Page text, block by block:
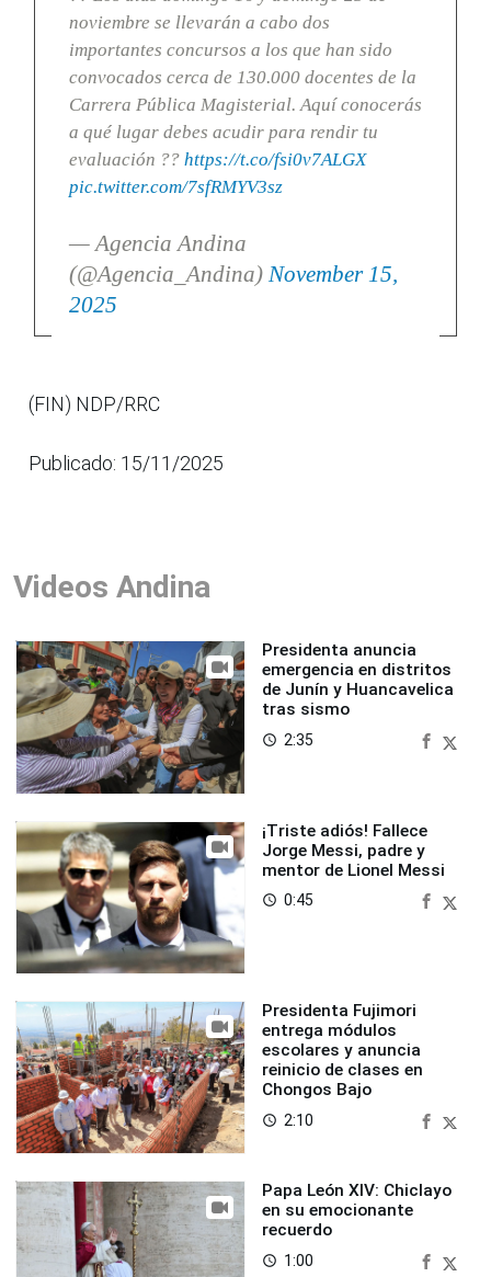
noviembre se llevarán a cabo dos
importantes concursos a los que han sido
convocados cerca de 130.000 docentes de la
Carrera Pública Magisterial. Aquí conocerás
a qué lugar debes acudir para rendir tu
evaluación ?? https://t.co/fsi0v7ALGX
pic.twitter.com/7sfRMYV3sz
— Agencia Andina
(@Agencia_Andina) November 15,
2025
(FIN) NDP/RRC
Publicado: 15/11/2025
Videos Andina
Presidenta anuncia
emergencia en distritos
de Junín y Huancavelica
tras sismo
access_time 2:35
¡Triste adiós! Fallece
Jorge Messi, padre y
mentor de Lionel Messi
access_time 0:45
Presidenta Fujimori
entrega módulos
escolares y anuncia
reinicio de clases en
Chongos Bajo
access_time 2:10
Papa León XIV: Chiclayo
en su emocionante
recuerdo
access_time 1:00